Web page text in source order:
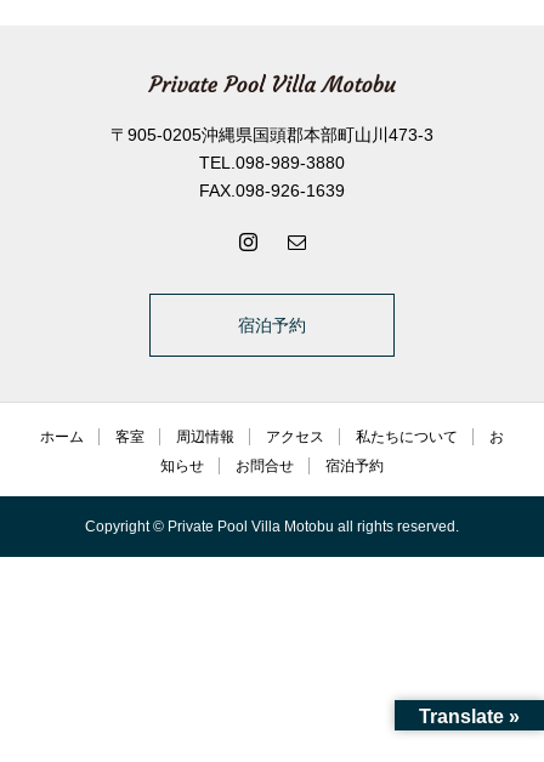
〒905-0205沖縄県国頭郡本部町山川473-3
TEL.098-989-3880
FAX.098-926-1639
宿泊予約
ホーム 客室 周辺情報 アクセス 私たちについて
お
知らせ
お問合せ 宿泊予約
Copyright © Private Pool Villa Motobu all rights reserved.
Translate »